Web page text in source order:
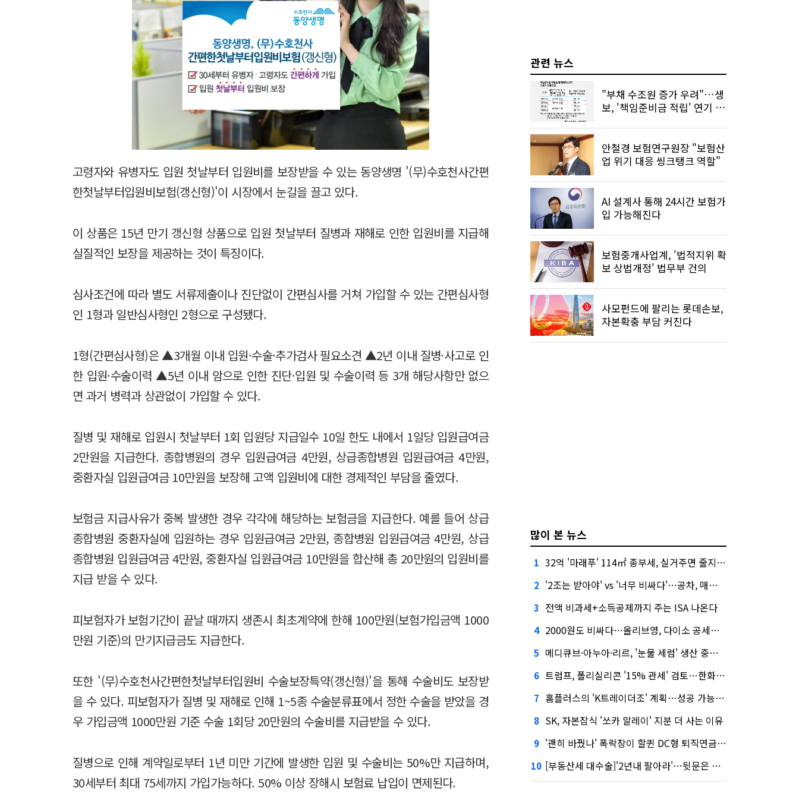
고령자와 유병자도 입원 첫날부터 입원비를 보장받을 수 있는 동양생명 '(무)수호천사간편
한첫날부터입원비보험(갱신형)'이 시장에서 눈길을 끌고 있다.
이 상품은 15년 만기 갱신형 상품으로 입원 첫날부터 질병과 재해로 인한 입원비를 지급해
실질적인 보장을 제공하는 것이 특징이다.
심사조건에 따라 별도 서류제출이나 진단없이 간편심사를 거쳐 가입할 수 있는 간편심사형
인 1형과 일반심사형인 2형으로 구성됐다.
1형(간편심사형)은 ▲3개월 이내 입원·수술·추가검사 필요소견 ▲2년 이내 질병·사고로 인
한 입원·수술이력 ▲5년 이내 암으로 인한 진단·입원 및 수술이력 등 3개 해당사항만 없으
면 과거 병력과 상관없이 가입할 수 있다.
질병 및 재해로 입원시 첫날부터 1회 입원당 지급일수 10일 한도 내에서 1일당 입원급여금
2만원을 지급한다. 종합병원의 경우 입원급여금 4만원, 상급종합병원 입원급여금 4만원,
중환자실 입원급여금 10만원을 보장해 고액 입원비에 대한 경제적인 부담을 줄였다.
보험금 지급사유가 중복 발생한 경우 각각에 해당하는 보험금을 지급한다. 예를 들어 상급
종합병원 중환자실에 입원하는 경우 입원급여금 2만원, 종합병원 입원급여금 4만원, 상급
종합병원 입원급여금 4만원, 중환자실 입원급여금 10만원을 합산해 총 20만원의 입원비를
지급 받을 수 있다.
피보험자가 보험기간이 끝날 때까지 생존시 최초계약에 한해 100만원(보험가입금액 1000
만원 기준)의 만기지급금도 지급한다.
또한 '(무)수호천사간편한첫날부터입원비 수술보장특약(갱신형)'을 통해 수술비도 보장받
을 수 있다. 피보험자가 질병 및 재해로 인해 1~5종 수술분류표에서 정한 수술을 받았을 경
우 가입금액 1000만원 기준 수술 1회당 20만원의 수술비를 지급받을 수 있다.
질병으로 인해 계약일로부터 1년 미만 기간에 발생한 입원 및 수술비는 50%만 지급하며,
30세부터 최대 75세까지 가입가능하다. 50% 이상 장해시 보험료 납입이 면제된다.
관련 뉴스
"부채 수조원 증가 우려"…생
보, '책임준비금 적립' 연기 요
안철경 보험연구원장 "보험산
업 위기 대응 씽크탱크 역할"
AI 설계사 통해 24시간 보험가
입 가능해진다
보험중개사업계, '법적지위 확
보 상법개정' 법무부 건의
사모펀드에 팔리는 롯데손보,
자본확충 부담 커진다
많이 본 뉴스
1 32억 '마래푸' 114㎡ 종부세, 실거주면 줄지만 안 살면 2.5배
2 '2조는 받아야' vs '너무 비싸다'…공차, 매각 성공할까
3 전액 비과세+소득공제까지 주는 ISA 나온다
4 2000원도 비싸다…올리브영, 다이소 공세에 '가성비'로 맞불
5 메디큐브·아누아·리르, '눈물 세럼' 생산 중단한다
6 트럼프, 폴리실리콘 '15% 관세' 검토…한화큐셀·OCI 영향은?
7 홈플러스의 'K트레이더조' 계획…성공 가능성은 '글쎄'
8 SK, 자본잠식 '쏘카 말레이' 지분 더 사는 이유
9 '괜히 바꿨나' 폭락장이 할퀸 DC형 퇴직연금…전문가 조언은
10 [부동산세 대수술]'2년내 팔아라'…뒷문은 열었다